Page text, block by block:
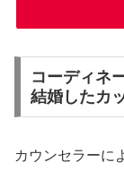
コーディネ
結婚したカ
カウンセラーに